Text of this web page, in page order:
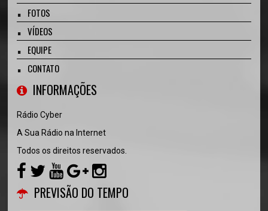
FOTOS
VÍDEOS
EQUIPE
CONTATO
INFORMAÇÕES
Rádio Cyber
A Sua Rádio na Internet
Todos os direitos reservados.
PREVISÃO DO TEMPO